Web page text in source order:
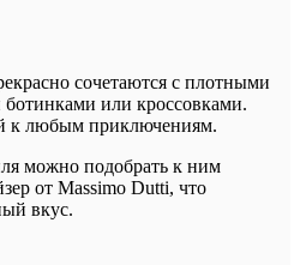
сочетаются с плотными
или кроссовками.
к любым приключениям.
можно подобрать к ним
от Massimo Dutti, что
вкус.